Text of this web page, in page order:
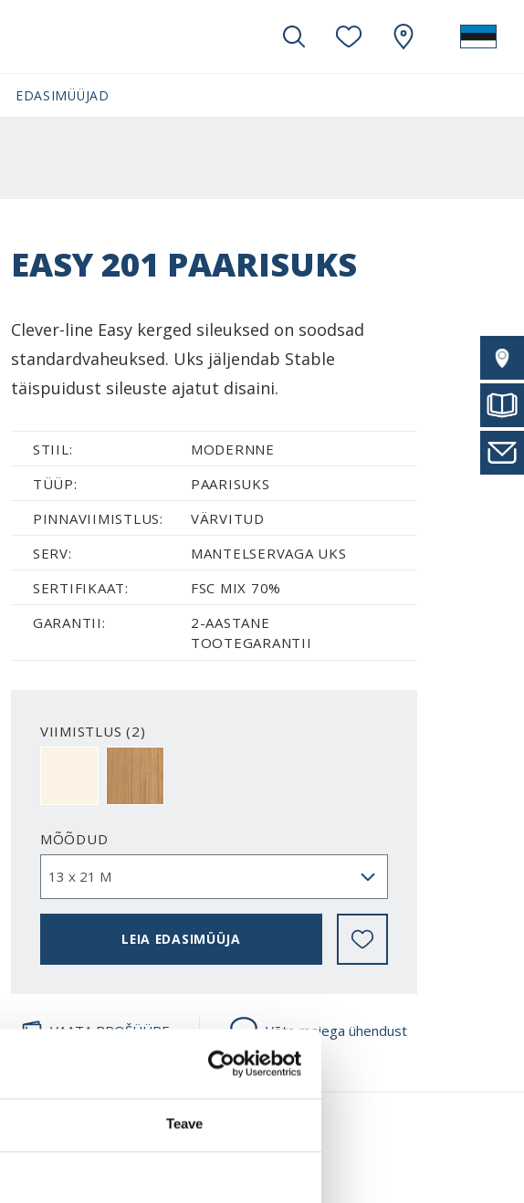
Teave
EDASIMÜÜJAD
EASY 201 PAARISUKS
Clever-line Easy kerged sileuksed on soodsad
standardvaheuksed. Uks jäljendab Stable
täispuidust sileuste ajatut disaini.
STIIL:
MODERNNE
TÜÜP:
PAARISUKS
PINNAVIIMISTLUS:
VÄRVITUD
SERV:
MANTELSERVAGA UKS
SERTIFIKAAT:
FSC MIX 70%
GARANTII:
2-AASTANE
TOOTEGARANTII
VIIMISTLUS (2)
MÕÕDUD
LEIA EDASIMÜÜJA
VAATA BROŠÜÜRE Võta meiega ühendust